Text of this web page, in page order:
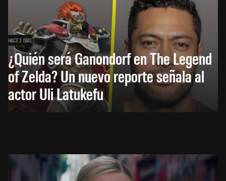
HACE 2 DÍAS
¿Quién será Ganondorf en The Legend
of Zelda? Un nuevo reporte señala al
actor Uli Latukefu